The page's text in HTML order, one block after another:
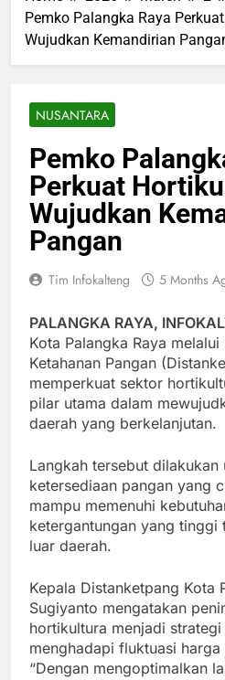
Pemko Palangka Raya
Wujudkan Kemandirian
NUSANTARA
Pemko
Perkuat
Wujudkan
Pangan
Tim Infokalteng 5 Months
PALANGKA RAYA,
Kota Palangka Raya
Ketahanan Pangan
memperkuat sektor
pilar utama dalam
daerah yang berkelanjutan.
Langkah tersebut dilakukan
ketersediaan pangan yang
mampu memenuhi
ketergantungan yang tinggi
luar daerah.
Kepala Distanketpang Kota
Sugiyanto mengatakan
hortikultura menjadi
menghadapi fluktuasi
“Dengan mengoptimalkan